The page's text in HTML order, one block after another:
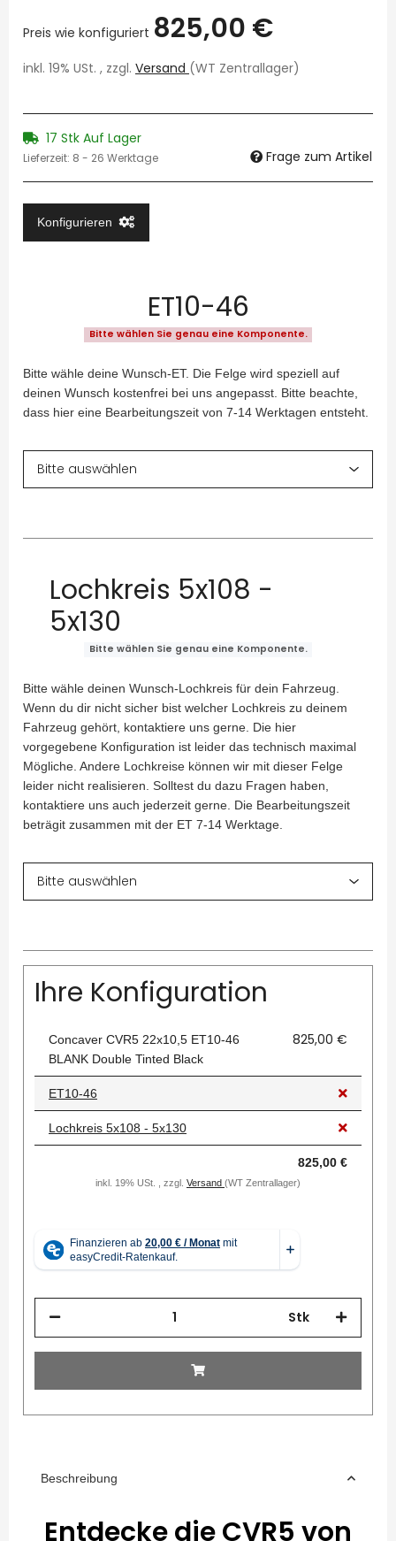
Preis wie konfiguriert 825,00 €
inkl. 19% USt. , zzgl. Versand (WT Zentrallager)
17 Stk Auf Lager
Lieferzeit: 8 - 26 Werktage Frage zum Artikel
Konfigurieren
ET10-46
Bitte wählen Sie genau eine Komponente.
Bitte wähle deine Wunsch-ET. Die Felge wird speziell auf
deinen Wunsch kostenfrei bei uns angepasst. Bitte beachte,
dass hier eine Bearbeitungszeit von 7-14 Werktagen entsteht.
Lochkreis 5x108 -
5x130
Bitte wählen Sie genau eine Komponente.
Bitte wähle deinen Wunsch-Lochkreis für dein Fahrzeug.
Wenn du dir nicht sicher bist welcher Lochkreis zu deinem
Fahrzeug gehört, kontaktiere uns gerne. Die hier
vorgegebene Konfiguration ist leider das technisch maximal
Mögliche. Andere Lochkreise können wir mit dieser Felge
leider nicht realisieren. Solltest du dazu Fragen haben,
kontaktiere uns auch jederzeit gerne. Die Bearbeitungszeit
beträgit zusammen mit der ET 7-14 Werktage.
Ihre Konfiguration
Concaver CVR5 22x10,5 ET10-46
BLANK Double Tinted Black
825,00 €
ET10-46
Lochkreis 5x108 - 5x130
825,00 €
inkl. 19% USt. , zzgl. Versand (WT Zentrallager)
Stk
Beschreibung
Entdecke die CVR5 von